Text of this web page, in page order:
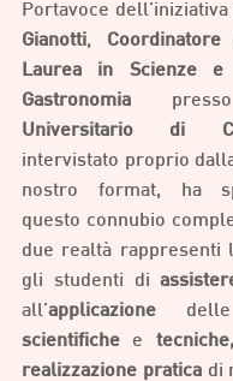
Portavoce
Gianotti,
Laurea in Scienze
Gastronomia
Universitario di
intervistato proprio
nostro format, ha
questo connubio
due realtà rappresenti
gli studenti di
all’applicazione
scientifiche e tecniche,
realizzazione pratica di